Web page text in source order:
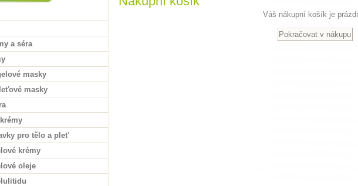
a séra
masky
masky
pro tělo a pleť
krémy
oleje
Váš nákupní košík je